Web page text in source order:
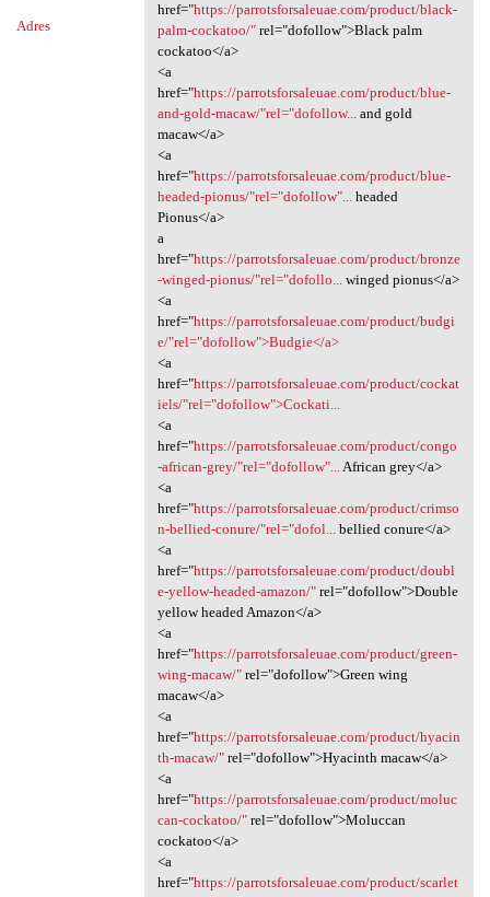
Adres
href="https://parrotsforsaleuae.com/product/black-
palm-cockatoo/"rel="dofollow">Black palm
cockatoo</a>
<a
href="https://parrotsforsaleuae.com/product/blue-
and-gold-macaw/"rel="dofollow...and gold
macaw</a>
<a
href="https://parrotsforsaleuae.com/product/blue-
headed-pionus/"rel="dofollow"...headed
Pionus</a>
a
href="https://parrotsforsaleuae.com/product/bronze
-winged-pionus/"rel="dofollo...winged pionus</a>
<a
href="https://parrotsforsaleuae.com/product/budgi
e/"rel="dofollow">Budgie</a>
<a
href="https://parrotsforsaleuae.com/product/cockat
iels/"rel="dofollow">Cockati...
<a
href="https://parrotsforsaleuae.com/product/congo
-african-grey/"rel="dofollow"...African grey</a>
<a
href="https://parrotsforsaleuae.com/product/crimso
n-bellied-conure/"rel="dofol...bellied conure</a>
<a
href="https://parrotsforsaleuae.com/product/doubl
e-yellow-headed-amazon/"rel="dofollow">Double
yellow headed Amazon</a>
<a
href="https://parrotsforsaleuae.com/product/green-
wing-macaw/"rel="dofollow">Green wing
macaw</a>
<a
href="https://parrotsforsaleuae.com/product/hyacin
th-macaw/"rel="dofollow">Hyacinth macaw</a>
<a
href="https://parrotsforsaleuae.com/product/moluc
can-cockatoo/"rel="dofollow">Moluccan
cockatoo</a>
<a
href="https://parrotsforsaleuae.com/product/scarlet